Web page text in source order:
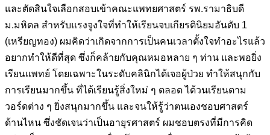
และตัดสินใจเลือกสอบเข้าคณะแพทยศาสตร์ รพ.รามาธิบดี
ม.มหิดล สำหรับแรงจูงใจที่ทำให้เรียนจบเกียรตินิยมอันดับ 1
(เหรียญทอง) ผมคิดว่าเกิดจากการเป็นคนเวลาตั้งใจทำอะไรแล้ว
อยากทำให้ดีที่สุด ซึ่งก็คล้ายกับคุณหมอหลาย ๆ ท่าน และพอยิ่ง
เรียนแพทย์ โดยเฉพาะในระดับคลินิกได้เจอผู้ป่วย ทำให้สนุกกับ
การเรียนมากขึ้น ที่ได้เรียนรู้สิ่งใหม่ ๆ ตลอด ได้วนเรียนตาม
วอร์ดต่าง ๆ ยิ่งสนุกมากขึ้น และจนให้รู้ว่าตนเองชอบศาสตร์
ด้านไหน ซึ่งชัดเจนว่าเป็นอายุรศาสตร์ ผมชอบตรงที่มีการคิด